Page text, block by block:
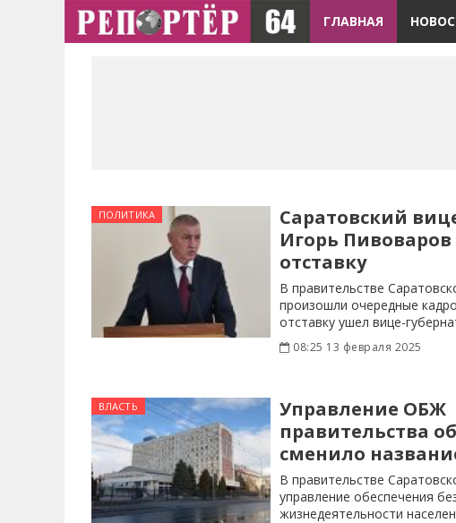
ГЛАВНАЯ
ПОЛИТИКА
Саратовский
Игорь
отставку
В правительстве
произошли очередные
отставку ушел вице-
Пивоваров.
08:25 13 февраля 2025
ВЛАСТЬ
Управление ОБЖ
правительства
сменило
В правительстве
управление обеспечения
жизнедеятельности